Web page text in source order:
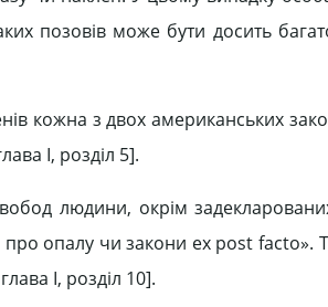
позовів може бути досить
кожна з двох американських
І, розділ 5].
людини, окрім задекларованих
опалу чи закони ex post facto».
І, розділ 10].